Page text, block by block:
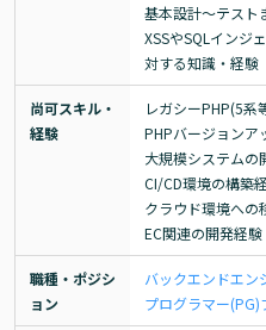
基本設計～テスト
XSSやSQLインジ
対する知識・経験
尚可スキル・
経験
レガシーPHP(5系
PHPバージョンア
大規模システムの
CI/CD環境の構築
クラウド環境への
EC関連の開発経験
職種・ポジシ
ョン
バックエンドエン
プログラマー(PG)